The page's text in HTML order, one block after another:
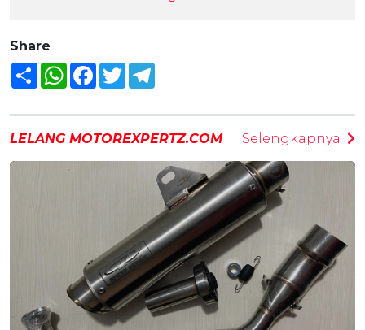
Share
Share WhatsAppFacebook
Twitter
LELANG MOTOREXPERTZ.COM Selengkapnya